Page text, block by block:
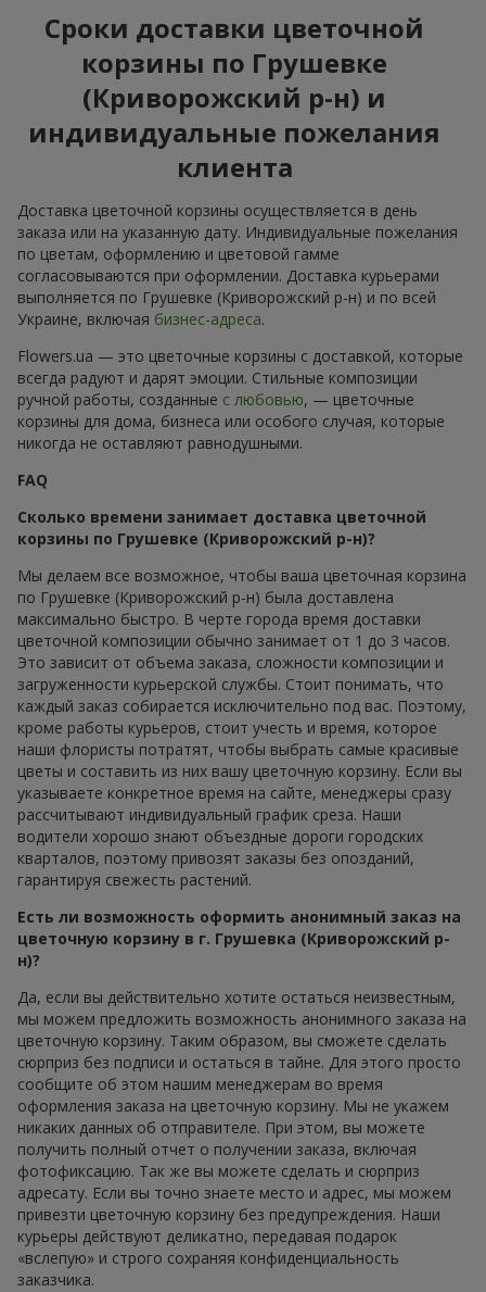
Сроки доставки цветочной
корзины по Грушевке
(Криворожский р-н) и
индивидуальные пожелания
клиента
Доставка цветочной корзины осуществляется в день
заказа или на указанную дату. Индивидуальные пожелания
по цветам, оформлению и цветовой гамме
согласовываются при оформлении. Доставка курьерами
выполняется по Грушевке (Криворожский р-н) и по всей
Украине, включая бизнес-адреса.
Flowers.ua — это цветочные корзины с доставкой, которые
всегда радуют и дарят эмоции. Стильные композиции
ручной работы, созданные с любовью, — цветочные
корзины для дома, бизнеса или особого случая, которые
никогда не оставляют равнодушными.
FAQ
Сколько времени занимает доставка цветочной
корзины по Грушевке (Криворожский р-н)?
Мы делаем все возможное, чтобы ваша цветочная корзина
по Грушевке (Криворожский р-н) была доставлена
максимально быстро. В черте города время доставки
цветочной композиции обычно занимает от 1 до 3 часов.
Это зависит от объема заказа, сложности композиции и
загруженности курьерской службы. Стоит понимать, что
каждый заказ собирается исключительно под вас. Поэтому,
кроме работы курьеров, стоит учесть и время, которое
наши флористы потратят, чтобы выбрать самые красивые
цветы и составить из них вашу цветочную корзину. Если вы
указываете конкретное время на сайте, менеджеры сразу
рассчитывают индивидуальный график среза. Наши
водители хорошо знают объездные дороги городских
кварталов, поэтому привозят заказы без опозданий,
гарантируя свежесть растений.
Есть ли возможность оформить анонимный заказ на
цветочную корзину в г. Грушевка (Криворожский р-
н)?
Да, если вы действительно хотите остаться неизвестным,
мы можем предложить возможность анонимного заказа на
цветочную корзину. Таким образом, вы сможете сделать
сюрприз без подписи и остаться в тайне. Для этого просто
сообщите об этом нашим менеджерам во время
оформления заказа на цветочную корзину. Мы не укажем
никаких данных об отправителе. При этом, вы можете
получить полный отчет о получении заказа, включая
фотофиксацию. Так же вы можете сделать и сюрприз
адресату. Если вы точно знаете место и адрес, мы можем
привезти цветочную корзину без предупреждения. Наши
курьеры действуют деликатно, передавая подарок
«вслепую» и строго сохраняя конфиденциальность
заказчика.